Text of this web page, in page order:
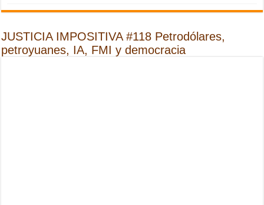
JUSTICIA IMPOSITIVA #118 Petrodólares,
petroyuanes, IA, FMI y democracia